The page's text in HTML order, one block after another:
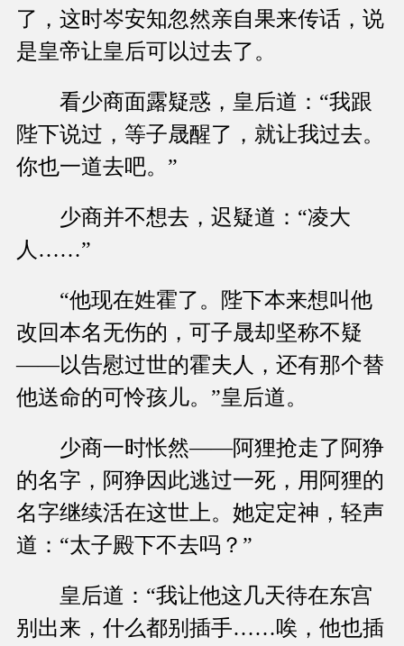
了，这时岑安知忽然亲自果来传话，说
是皇帝让皇后可以过去了。
看少商面露疑惑，皇后道：“我跟
陛下说过，等子晟醒了，就让我过去。
你也一道去吧。”
少商并不想去，迟疑道：“凌大
人……”
“他现在姓霍了。陛下本来想叫他
改回本名无伤的，可子晟却坚称不疑
——以告慰过世的霍夫人，还有那个替
他送命的可怜孩儿。”皇后道。
少商一时怅然——阿狸抢走了阿狰
的名字，阿狰因此逃过一死，用阿狸的
名字继续活在这世上。她定定神，轻声
道：“太子殿下不去吗？”
皇后道：“我让他这几天待在东宫
别出来，什么都别插手……唉，他也插